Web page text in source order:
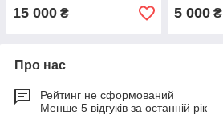
15 000 ₴ 5 000₴
Про нас
Рейтинг не сформований
Менше 5 відгуків за останній рік